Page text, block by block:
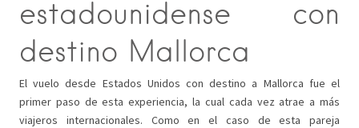
estadounidense con
destino Mallorca
El vuelo desde Estados Unidos con destino a Mallorca fue el
primer paso de esta experiencia, la cual cada vez atrae a más
viajeros internacionales. Como en el caso de esta pareja